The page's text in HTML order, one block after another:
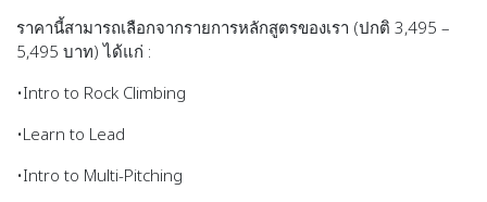
ราคานี้สามารถเลือกจากรายการหลักสูตรของเรา (ปกติ 3,495 –
5,495 บาท) ได้แก่ :
•Intro to Rock Climbing
•Learn to Lead
•Intro to Multi-Pitching